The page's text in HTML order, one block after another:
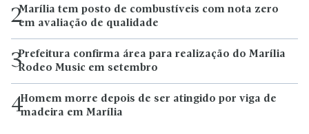
2Marília tem posto de combustíveis com nota zero
em avaliação de qualidade
3Prefeitura confirma área para realização do Marília
Rodeo Music em setembro
4Homem morre depois de ser atingido por viga de
madeira em Marília